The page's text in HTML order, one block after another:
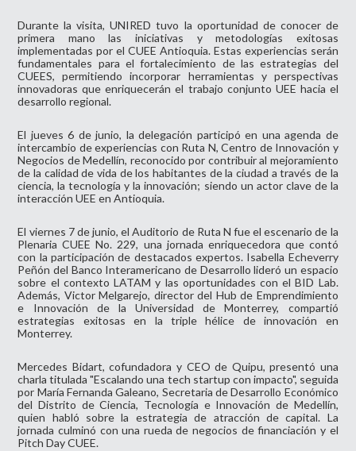
Durante la visita, UNIRED tuvo la oportunidad de conocer de
primera mano las iniciativas y metodologías exitosas
implementadas por el CUEE Antioquia. Estas experiencias serán
fundamentales para el fortalecimiento de las estrategias del
CUEES, permitiendo incorporar herramientas y perspectivas
innovadoras que enriquecerán el trabajo conjunto UEE hacia el
desarrollo regional.
El jueves 6 de junio, la delegación participó en una agenda de
intercambio de experiencias con Ruta N, Centro de Innovación y
Negocios de Medellín, reconocido por contribuir al mejoramiento
de la calidad de vida de los habitantes de la ciudad a través de la
ciencia, la tecnología y la innovación; siendo un actor clave de la
interacción UEE en Antioquia.
El viernes 7 de junio, el Auditorio de Ruta N fue el escenario de la
Plenaria CUEE No. 229, una jornada enriquecedora que contó
con la participación de destacados expertos. Isabella Echeverry
Peñón del Banco Interamericano de Desarrollo lideró un espacio
sobre el contexto LATAM y las oportunidades con el BID Lab.
Además, Victor Melgarejo, director del Hub de Emprendimiento
e Innovación de la Universidad de Monterrey, compartió
estrategias exitosas en la triple hélice de innovación en
Monterrey.
Mercedes Bidart, cofundadora y CEO de Quipu, presentó una
charla titulada "Escalando una tech startup con impacto", seguida
por María Fernanda Galeano, Secretaria de Desarrollo Económico
del Distrito de Ciencia, Tecnología e Innovación de Medellín,
quien habló sobre la estrategia de atracción de capital. La
jornada culminó con una rueda de negocios de financiación y el
Pitch Day CUEE.